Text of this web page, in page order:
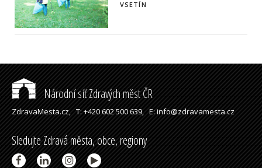
VSETÍN
Národní síť Zdravých měst ČR
ZdravaMesta.cz,T: +420 602 500 639,E: info@zdravamesta.cz
Sledujte Zdravá města, obce, regiony